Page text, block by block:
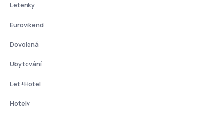
Letenky
Eurovíkend
Dovolená
Ubytování
Let+Hotel
Hotely